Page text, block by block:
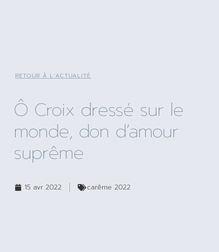
RETOUR À L'ACTUALITÉ
Ô Croix dressé sur le
monde, don d’amour
suprême
15 avr 2022 carême 2022